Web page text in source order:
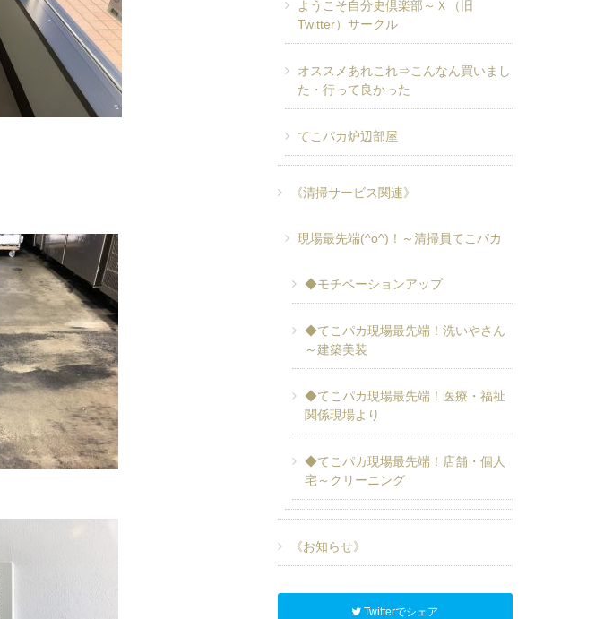
ようこそ自分史倶楽部～Ｘ（旧
Twitter）サークル
オススメあれこれ⇒こんなん買いまし
た・行って良かった
てこパカ炉辺部屋
《清掃サービス関連》
現場最先端(^o^)！～清掃員てこパカ
◆モチベーションアップ
◆てこパカ現場最先端！洗いやさん
～建築美装
◆てこパカ現場最先端！医療・福祉
関係現場より
◆てこパカ現場最先端！店舗・個人
宅～クリーニング
《お知らせ》
Twitterでシェア